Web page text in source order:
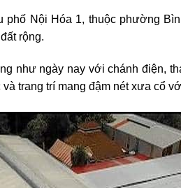
Nội Hóa 1, thuộc phường
rộng.
như ngày nay với chánh điện,
trang trí mang đậm nét xưa cổ